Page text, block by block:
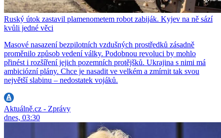
Ruský útok zastavil plamenometem robot zabiják. Kyjev na ně sází
kvůli jedné věci
Masové nasazení bezpilotních vzdušných prostředků zásadně
proměnilo způsob vedení války. Podobnou revoluci by mohlo
přinést i rozšíření jejich pozemních protějšků. Ukrajina s nimi má
ambiciózní plány. Chce je nasadit ve velkém a zmírnit tak svou
největší slabinu – nedostatek vojáků.
Aktuálně.cz - Zprávy
dnes, 03:30